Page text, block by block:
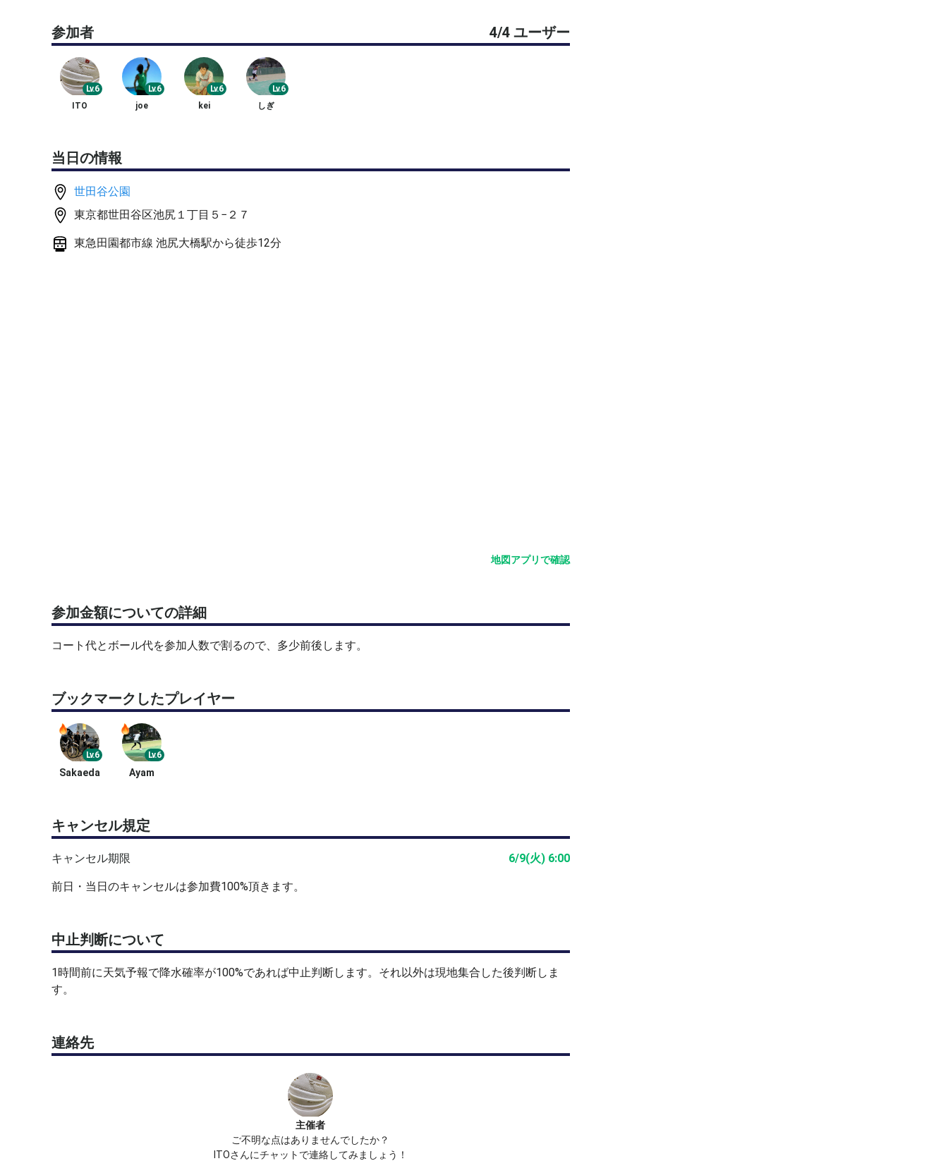
・ボレーボレー
・ロングラリー ストレート、クロス
・ボレスト
・ロブスマ
・サーブリターン
といってもガチガチにやるつもりもないので、参加の方のご希望次第で他の練習などもやっていきた
いと思います。
戦績は必要ないですが、2時間しっかり打てる方、走れる方で募集いたします。
他の参加の方とのレベルを鑑みて承認までお時間いただく場合がございますので、その点ご了承くだ
さい。
参加者 4/4 ユーザー
Lv.6
ITO
Lv.6
joe
Lv.6
kei
Lv.6
しぎ
当日の情報
世田谷公園
東京都世田谷区池尻１丁目５−２７
東急田園都市線 池尻大橋駅から徒歩12分
地図アプリで確認
参加金額についての詳細
コート代とボール代を参加人数で割るので、多少前後します。
ブックマークしたプレイヤー
Lv.6
Sakaeda
Lv.6
Ayam
キャンセル規定
キャンセル期限 6/9(火) 6:00
前日・当日のキャンセルは参加費100%頂きます。
中止判断について
1時間前に天気予報で降水確率が100%であれば中止判断します。それ以外は現地集合した後判断しま
す。
連絡先
主催者
ご不明な点はありませんでしたか？
ITOさんにチャットで連絡してみましょう！